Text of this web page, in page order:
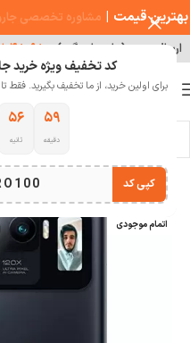
کد تخفیف ویژه خرید
برای اولین خرید، از ما تخفیف بگیرید. فقط
۵۹
دقیقه
۵۵
ثانیه
کپی کد
منو
خانه
-4%
اتمام موجودی
بهترین قیمت | مشاوره تخصصی
ارسال سریع ( با هماهنگی )